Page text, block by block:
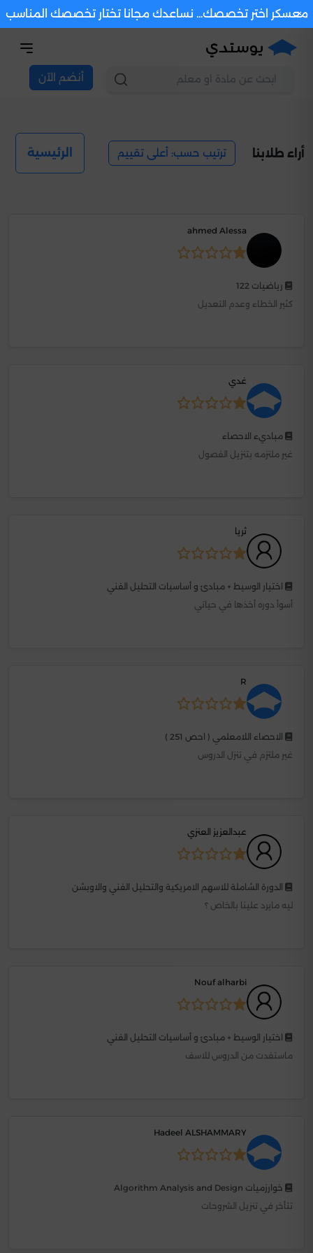
معسكر اختر تخصصك... نساعدك مجانا تختار تخصصك المناسب
×
أنضم الآن
أراء طلابنا ترتيب حسب: أعلى تقييم الرئيسية
ahmed Alessa
رياضيات 122
كثير الخطاء وعدم التعديل
غدي
مباديء الاحصاء
غير ملتزمه بتنزيل الفصول
ثريا
اختيار الوسيط + مبادئ و أساسيات التحليل الفني
أسوأ دوره أخذها في حياتي
R
الاحصاء اللامعلمي ( احص 251 )
غير ملتزم في تنزل الدروس
عبدالعزيز العنزي
الدورة الشاملة للاسهم الامريكية والتحليل الفني والاوبشن
ليه مايرد علينا بالخاص ؟
Nouf alharbi
اختيار الوسيط + مبادئ و أساسيات التحليل الفني
ماستفدت من الدروس للاسف
Hadeel ALSHAMMARY
خوارزميات Algorithm Analysis and Design
تتأخر في تنزيل الشروحات